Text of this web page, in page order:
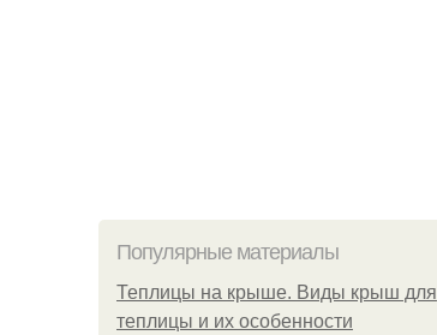
Популярные материалы
Теплицы на крыше. Виды крыш для
теплицы и их особенности